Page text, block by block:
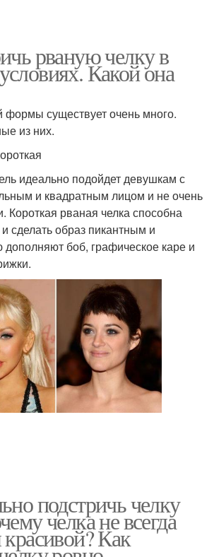
рваную челку в
Какой она
формы существует очень много.
из них.
идеально подойдет девушкам с
и квадратным лицом и не очень
Короткая рваная челка способна
сделать образ пикантным и
боб, графическое каре и
подстричь челку
челка не всегда
Как